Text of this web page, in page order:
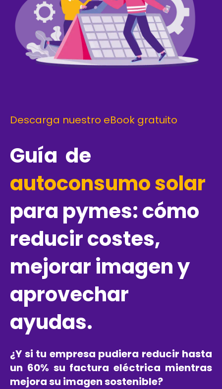
Descarga nuestro eBook gratuito
Guía de
autoconsumo solar
para pymes: cómo
reducir costes,
mejorar imagen y
aprovechar
ayudas.
¿Y si tu empresa pudiera reducir hasta
un 60% su factura eléctrica mientras
mejora su imagen sostenible?